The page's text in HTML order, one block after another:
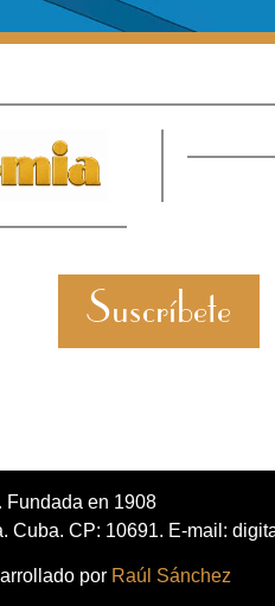
Suscríbete
Fundada en 1908
CP: 10691. E-mail:
por Raúl Sánchez